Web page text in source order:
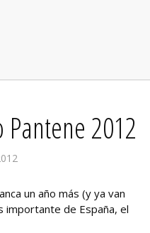
2012
un año más (y ya van
importante de España, el